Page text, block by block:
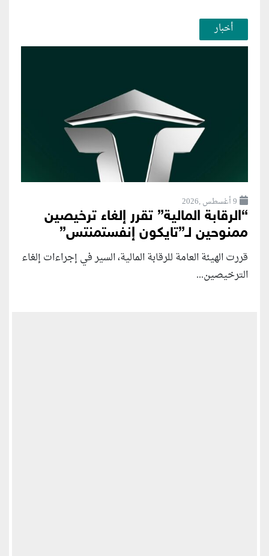
أخبار
9 أغسطس ,2026
“الرقابة المالية” تقرر إلغاء ترخيصين
ممنوحين لـ”تايكون إنفستمنتس”
قررت الهيئة العامة للرقابة المالية، السير في إجراءات إلغاء
الترخيصين...